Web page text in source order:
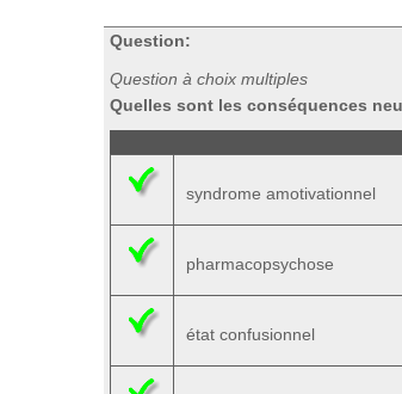
Question:
Question à choix multiples
Quelles sont les conséquences
syndrome amotivationnel
pharmacopsychose
état confusionnel